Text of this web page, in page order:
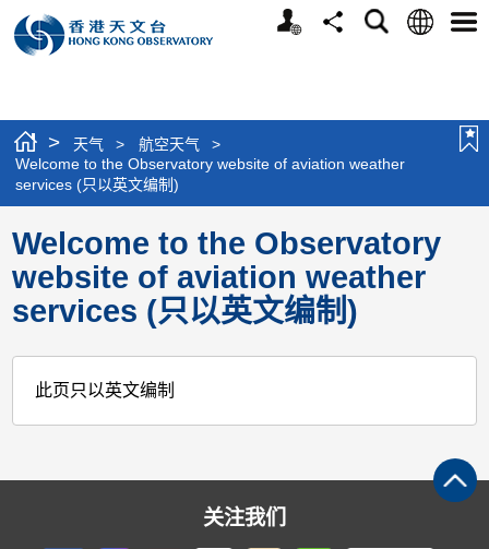
个
分
搜
语
选
> 天气 > 航空天气
>
Welcome to the Observatory website of aviation weather
services (只以英文编制)
Welcome to the Observatory
website of aviation weather
services (只以英文编制)
此页只以英文编制
关注我们